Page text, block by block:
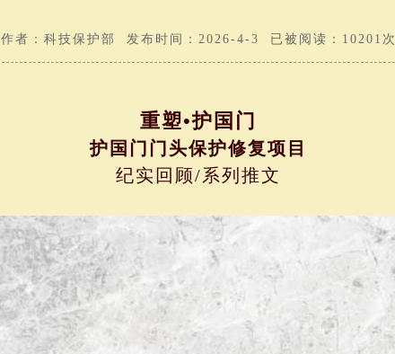
作者：科技保护部 发布时间：2026-4-3 已被阅读：10201次
重塑•护国门
护国门门头保护修复项目
纪实回顾/系列推文